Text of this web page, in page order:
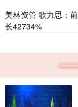
美林资管 歌力思：
长42734%